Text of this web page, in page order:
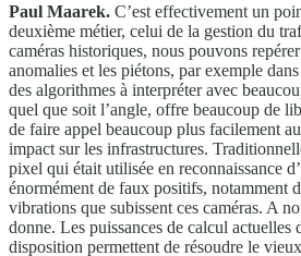
Paul Maarek. C’est effectivement un
deuxième métier, celui de la gestion du
caméras historiques, nous pouvons
anomalies et les piétons, par exemple
des algorithmes à interpréter avec
quel que soit l’angle, offre beaucoup de
de faire appel beaucoup plus facilement
impact sur les infrastructures.
pixel qui était utilisée en reconnaissance
énormément de faux positifs, notamment
vibrations que subissent ces caméras. A
donne. Les puissances de calcul actuelles
disposition permettent de résoudre le